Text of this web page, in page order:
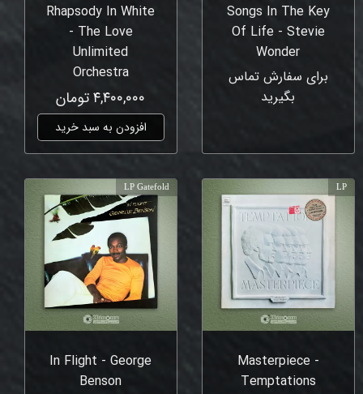
Songs In The Key
Of Life - Stevie
Wonder
برای سفارش تماس
بگیرید
Rhapsody In White
- The Love
Unlimited
Orchestra
۴,۴۰۰,۰۰۰ تومان
افزودن به سبد خرید
Masterpiece -
Temptations
LP
In Flight - George
Benson
LP Gatefold